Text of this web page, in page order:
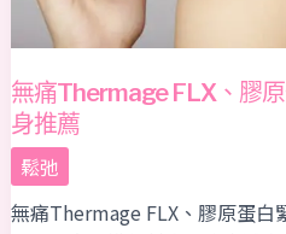
無痛Thermage FLX、膠
身推薦
鬆弛
無痛Thermage FLX、膠原蛋白
皺
紋
療
程
親
身